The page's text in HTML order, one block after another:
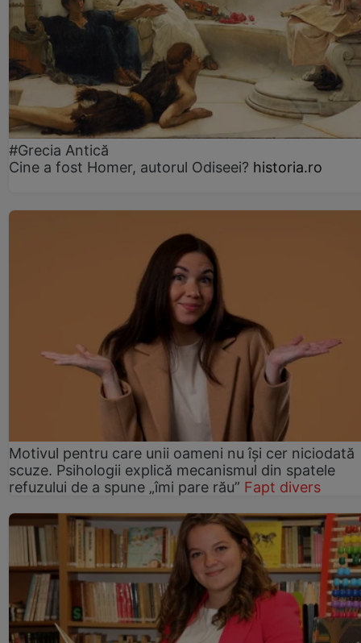
#Grecia Antică
Cine a fost Homer, autorul Odiseei? historia.ro
Motivul pentru care unii oameni nu își cer niciodată
scuze. Psihologii explică mecanismul din spatele
refuzului de a spune „îmi pare rău” Fapt divers